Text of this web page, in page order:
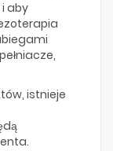
aby
istnieje